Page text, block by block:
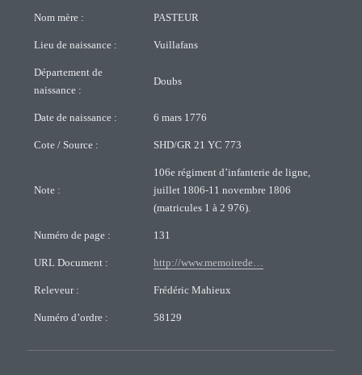
Nom mère : PASTEUR
Lieu de naissance : Vuillafans
Département de
naissance :
Doubs
Date de naissance : 6 mars 1776
Cote / Source : SHD/GR 21 YC 773
Note :
106e régiment d’infanterie de ligne,
juillet 1806-11 novembre 1806
(matricules 1 à 2 976).
Numéro de page : 131
URL Document : http://www.memoirede…
Releveur : Frédéric Mahieux
Numéro d’ordre : 58129